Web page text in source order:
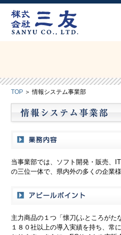
TOP ＞ 情報システム事業部
当事業部では、ソフト開発・販売、
の三位一体で、県内外の多くの企業
主力商品の１つ「懐刀(ふところがた
１８０社以上の導入実績を持ち、常